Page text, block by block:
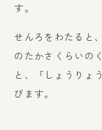
す。
せんろをわたると
のたかさくらいの
と、「しょうりょ
びます。